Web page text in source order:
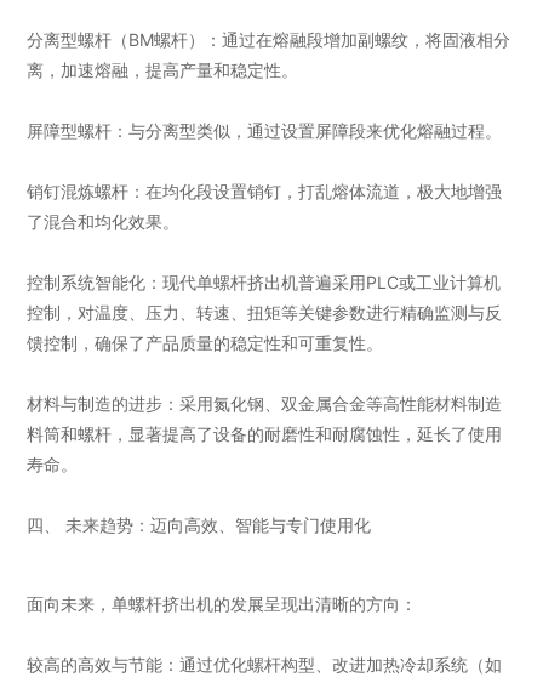
分离型螺杆（BM螺杆）：通过在熔融段增加副螺纹，将固液相分
离，加速熔融，提高产量和稳定性。
屏障型螺杆：与分离型类似，通过设置屏障段来优化熔融过程。
销钉混炼螺杆：在均化段设置销钉，打乱熔体流道，极大地增强
了混合和均化效果。
控制系统智能化：现代单螺杆挤出机普遍采用PLC或工业计算机
控制，对温度、压力、转速、扭矩等关键参数进行精确监测与反
馈控制，确保了产品质量的稳定性和可重复性。
材料与制造的进步：采用氮化钢、双金属合金等高性能材料制造
料筒和螺杆，显著提高了设备的耐磨性和耐腐蚀性，延长了使用
寿命。
四、 未来趋势：迈向高效、智能与专门使用化
面向未来，单螺杆挤出机的发展呈现出清晰的方向：
较高的高效与节能：通过优化螺杆构型、改进加热冷却系统（如